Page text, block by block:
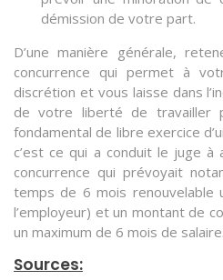
démission de votre part.
D’une manière générale,
concurrence qui permet à
discrétion et vous laisse dans
de votre liberté de travailler
fondamental de libre exercice
c’est ce qui a conduit le juge à
concurrence qui prévoyait
temps de 6 mois renouvelable
l’employeur) et un montant de
un maximum de 6 mois de salaire.
Sources: